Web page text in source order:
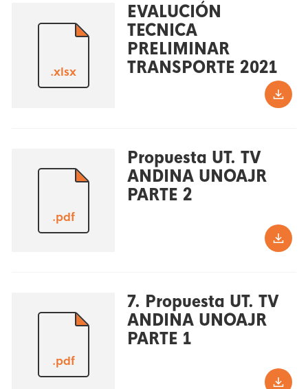
.xlsx
EVALUCIÓN
TECNICA
PRELIMINAR
TRANSPORTE 2021
.pdf
Propuesta UT. TV
ANDINA UNOAJR
PARTE 2
.pdf
7. Propuesta UT. TV
ANDINA UNOAJR
PARTE 1